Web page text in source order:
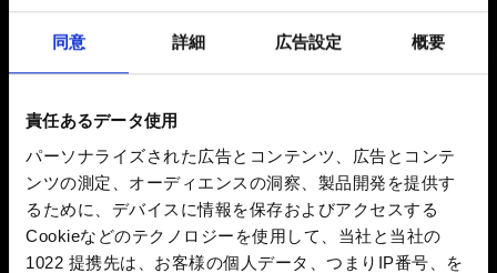
同意 詳細 広告設定 概要
責任あるデータ使用
パーソナライズされた広告とコンテンツ、広告とコンテ
ンツの測定、オーディエンスの洞察、製品開発を提供す
るために、デバイスに情報を保存およびアクセスする
Cookieなどのテクノロジーを使用して、当社と当社の
1022 提携先は、お客様の個人データ、つまりIP番号、を
新着 7年前 更新 1ヶ月前
削除が完了したら『ウィッチャー３』
(Steam/GOG/Epic Games Store)のインストールフォルダ
ーに移動し、DLCフォルダーを削除する。
完了したら、こちらを参照してゲームキャッシュの整
合性を確認してください。